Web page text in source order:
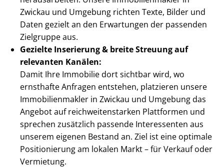
Zwickau und Umgebung richten Texte, Bilder und
Daten gezielt an den Erwartungen der passenden
Zielgruppe aus.
Gezielte Inserierung & breite Streuung auf
relevanten Kanälen:
Damit Ihre Immobilie dort sichtbar wird, wo
ernsthafte Anfragen entstehen, platzieren unsere
Im­mo­bi­li­en­mak­ler in Zwickau und Umgebung das
Angebot auf reich­wei­ten­star­ken Plattformen und
sprechen zusätzlich passende Interessenten aus
unserem eigenen Bestand an. Ziel ist eine optimale
Positionierung am lokalen Markt – für Verkauf oder
Vermietung.